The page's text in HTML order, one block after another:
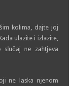
kolima, dajte joj
ulazite i izlazite,
ne zahtjeva
ne laska njenom